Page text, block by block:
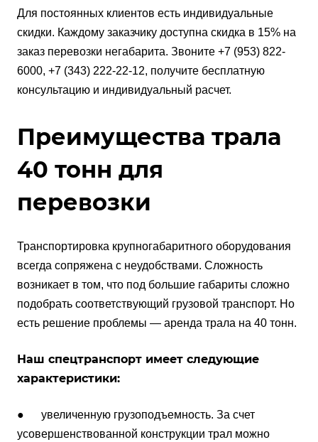
Для постоянных клиентов есть индивидуальные
скидки. Каждому заказчику доступна скидка в 15% на
заказ перевозки негабарита. Звоните +7 (953) 822-
6000, +7 (343) 222-22-12, получите бесплатную
консультацию и индивидуальный расчет.
Преимущества трала
40 тонн для
перевозки
Транспортировка крупногабаритного оборудования
всегда сопряжена с неудобствами. Сложность
возникает в том, что под большие габариты сложно
подобрать соответствующий грузовой транспорт. Но
есть решение проблемы — аренда трала на 40 тонн.
Наш спецтранспорт имеет следующие
характеристики:
● увеличенную грузоподъемность. За счет
усовершенствованной конструкции трал можно